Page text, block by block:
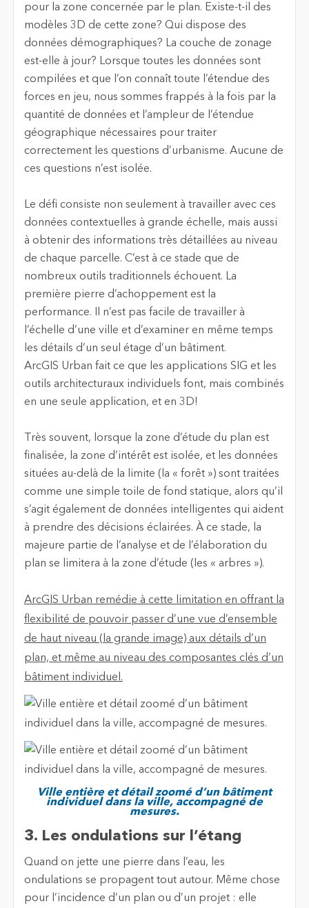
pour la zone concernée par le plan. Existe-t-il des
modèles 3D de cette zone? Qui dispose des
données démographiques? La couche de zonage
est-elle à jour? Lorsque toutes les données sont
compilées et que l’on connaît toute l’étendue des
forces en jeu, nous sommes frappés à la fois par la
quantité de données et l’ampleur de l’étendue
géographique nécessaires pour traiter
correctement les questions d’urbanisme. Aucune de
ces questions n’est isolée.
Le défi consiste non seulement à travailler avec ces
données contextuelles à grande échelle, mais aussi
à obtenir des informations très détaillées au niveau
de chaque parcelle. C’est à ce stade que de
nombreux outils traditionnels échouent. La
première pierre d’achoppement est la
performance. Il n’est pas facile de travailler à
l’échelle d’une ville et d’examiner en même temps
les détails d’un seul étage d’un bâtiment.
ArcGIS Urban fait ce que les applications SIG et les
outils architecturaux individuels font, mais combinés
en une seule application, et en 3D!
Très souvent, lorsque la zone d’étude du plan est
finalisée, la zone d’intérêt est isolée, et les données
situées au-delà de la limite (la « forêt ») sont traitées
comme une simple toile de fond statique, alors qu’il
s’agit également de données intelligentes qui aident
à prendre des décisions éclairées. À ce stade, la
majeure partie de l’analyse et de l’élaboration du
plan se limitera à la zone d’étude (les « arbres »).
ArcGIS Urban remédie à cette limitation en offrant la
flexibilité de pouvoir passer d’une vue d’ensemble
de haut niveau (la grande image) aux détails d’un
plan, et même au niveau des composantes clés d’un
bâtiment individuel.
Ville entière et détail zoomé d’un bâtiment
individuel dans la ville, accompagné de
mesures.
3. Les ondulations sur l’étang
Quand on jette une pierre dans l’eau, les
ondulations se propagent tout autour. Même chose
pour l’incidence d’un plan ou d’un projet : elle